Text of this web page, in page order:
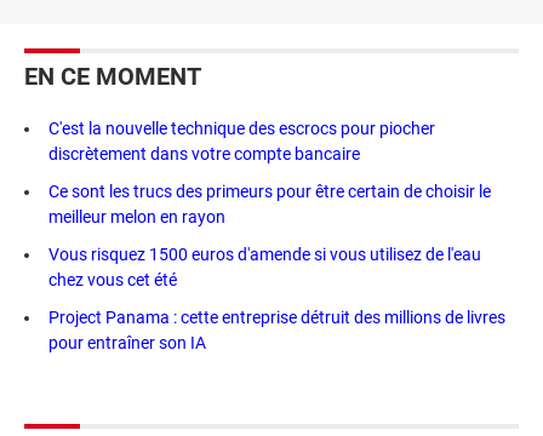
EN CE MOMENT
C'est la nouvelle technique des escrocs pour piocher
discrètement dans votre compte bancaire
Ce sont les trucs des primeurs pour être certain de choisir le
meilleur melon en rayon
Vous risquez 1500 euros d'amende si vous utilisez de l'eau
chez vous cet été
Project Panama : cette entreprise détruit des millions de livres
pour entraîner son IA